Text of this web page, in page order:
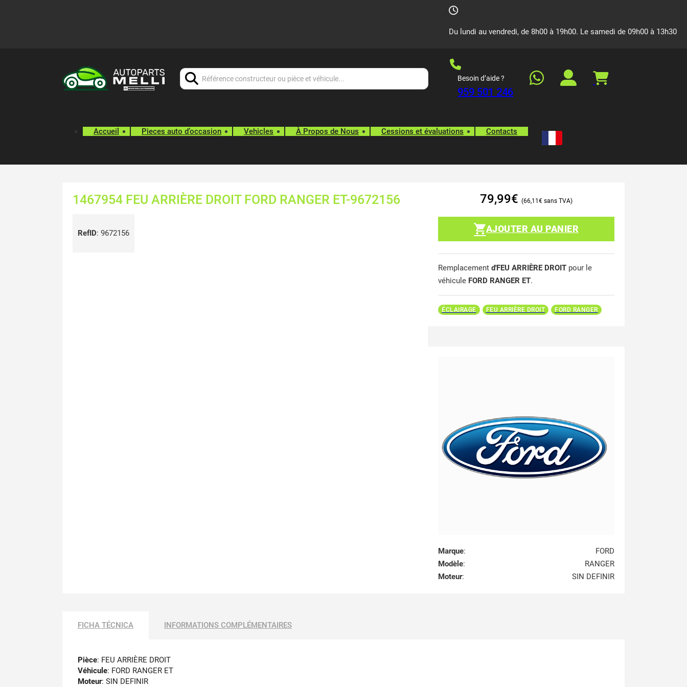
Du lundi au vendredi, de 8h00 à 19h00. Le samedi de 09h00 à 13h30
Besoin d’aide ?
959 501 246
Accueil Pieces auto d’occasion Vehicles À Propos de Nous Cessions et évaluations Contacts
1467954 FEU ARRIÈRE DROIT FORD RANGER ET-9672156
RefID: 9672156
79,99€ 66,11 €
AJOUTER AU PANIER
Remplacement d'FEU ARRIÈRE DROIT pour le
véhicule FORD RANGER ET.
ÉCLAIRAGE FEU ARRIÈRE DROIT FORD RANGER
Marque:
FORD
Modèle:
RANGER
Moteur: SIN DEFINIR
FICHA TÉCNICA INFORMATIONS COMPLÉMENTAIRES
Pièce: FEU ARRIÈRE DROIT
Véhicule: FORD RANGER ET
Moteur: SIN DEFINIR